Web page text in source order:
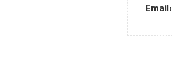
Email: